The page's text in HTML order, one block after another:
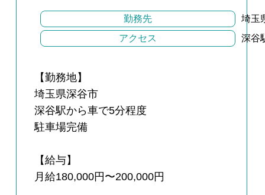
勤務先
埼玉
アクセス
深谷
【勤務地】
埼玉県深谷市
深谷駅から車で5分程度
駐車場完備
【給与】
月給180,000円〜200,000円